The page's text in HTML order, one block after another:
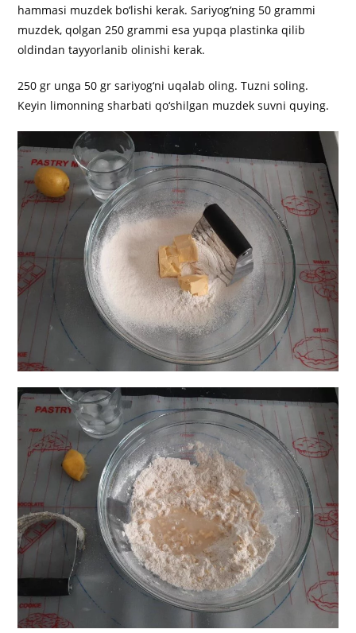
hammasi muzdek bo‘lishi kerak. Sariyog‘ning 50 grammi
muzdek, qolgan 250 grammi esa yupqa plastinka qilib
oldindan tayyorlanib olinishi kerak.
250 gr unga 50 gr sariyog‘ni uqalab oling. Tuzni soling.
Keyin limonning sharbati qo‘shilgan muzdek suvni quying.